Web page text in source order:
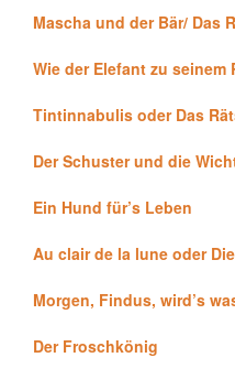
Mascha und der Bär/ Das
Wie der Elefant zu seinem
Tintinnabulis oder Das
Der Schuster und die
Ein Hund für’s Leben
Au clair de la lune oder
Morgen, Findus, wird’s
Der Froschkönig